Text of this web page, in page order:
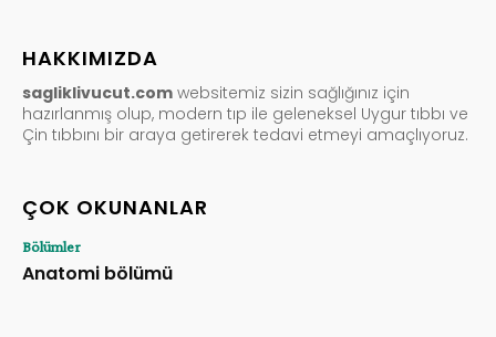
HAKKIMIZDA
sagliklivucut.com websitemiz sizin sağlığınız için
hazırlanmış olup, modern tıp ile geleneksel Uygur tıbbı ve
Çin tıbbını bir araya getirerek tedavi etmeyi amaçlıyoruz.
ÇOK OKUNANLAR
Bölümler
Anatomi bölümü